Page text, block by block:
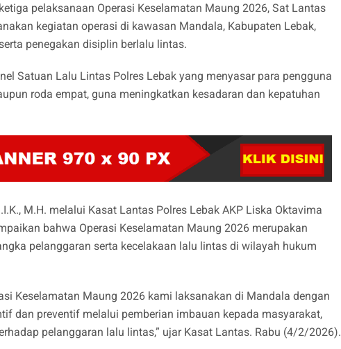
pelaksanaan Operasi Keselamatan Maung 2026, Sat Lantas
kegiatan operasi di kawasan Mandala, Kabupaten Lebak,
penegakan disiplin berlalu lintas.
Satuan Lalu Lintas Polres Lebak yang menyasar para pengguna
roda empat, guna meningkatkan kesadaran dan kepatuhan
M.H. melalui Kasat Lantas Polres Lebak AKP Liska Oktavima
bahwa Operasi Keselamatan Maung 2026 merupakan
pelanggaran serta kecelakaan lalu lintas di wilayah hukum
Keselamatan Maung 2026 kami laksanakan di Mandala dengan
dan preventif melalui pemberian imbauan kepada masyarakat,
pelanggaran lalu lintas,” ujar Kasat Lantas. Rabu (4/2/2026).